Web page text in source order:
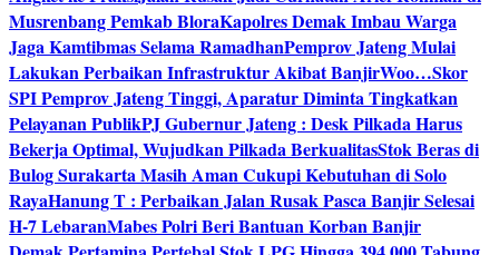
Musrenbang Pemkab BloraKapolres Demak Imbau Warga
Jaga Kamtibmas Selama RamadhanPemprov Jateng Mulai
Lakukan Perbaikan Infrastruktur Akibat BanjirWoo…Skor
SPI Pemprov Jateng Tinggi, Aparatur Diminta Tingkatkan
Pelayanan PublikPJ Gubernur Jateng : Desk Pilkada Harus
Bekerja Optimal, Wujudkan Pilkada BerkualitasStok Beras di
Bulog Surakarta Masih Aman Cukupi Kebutuhan di Solo
RayaHanung T : Perbaikan Jalan Rusak Pasca Banjir Selesai
H-7 LebaranMabes Polri Beri Bantuan Korban Banjir